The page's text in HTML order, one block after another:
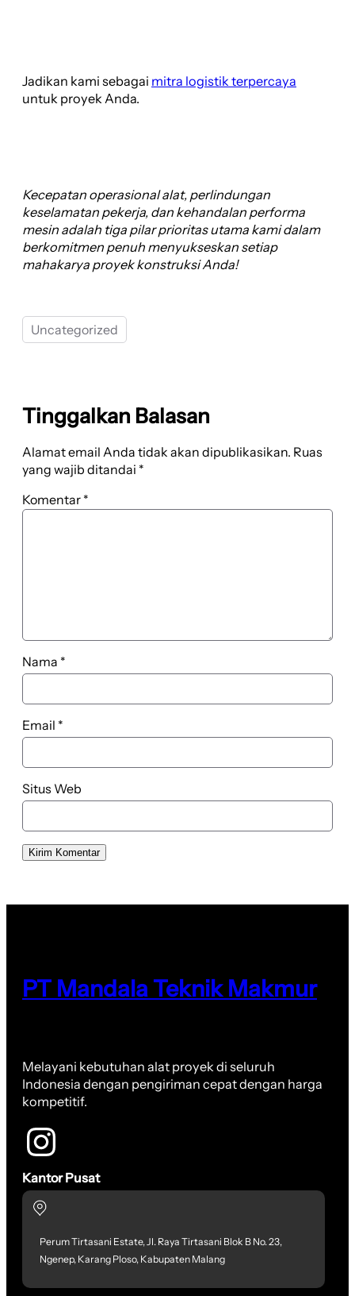
Jadikan kami sebagai mitra logistik terpercaya
untuk proyek Anda.
Kecepatan operasional alat, perlindungan
keselamatan pekerja, dan kehandalan performa
mesin adalah tiga pilar prioritas utama kami dalam
berkomitmen penuh menyukseskan setiap
mahakarya proyek konstruksi Anda!
Uncategorized
Tinggalkan Balasan
Alamat email Anda tidak akan dipublikasikan. Ruas
yang wajib ditandai *
Komentar *
Nama *
Email *
Situs Web
PT Mandala Teknik Makmur
Melayani kebutuhan alat proyek di seluruh
Indonesia dengan pengiriman cepat dengan harga
kompetitif.
Kantor Pusat
Perum Tirtasani Estate, Jl. Raya Tirtasani Blok B No. 23,
Ngenep, Karang Ploso, Kabupaten Malang